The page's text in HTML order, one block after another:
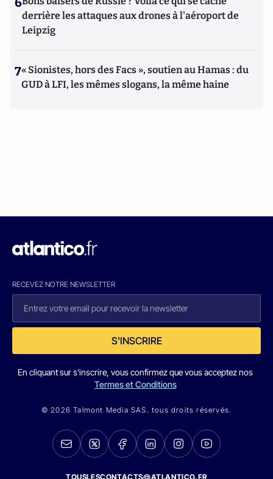
derrière les attaques aux drones à l'aéroport de
Leipzig
7« Sionistes, hors des Facs », soutien au Hamas : du
GUD à LFI, les mêmes slogans, la même haine
RECEVEZ NOTRE NEWSLETTER
S'INSCRIRE
En cliquant sur s'inscrire, vous confirmez que vous acceptez nos
Termes et Conditions
© 2026 Talmont Media SAS. tous droits réservés.
TOUSLESCONTACTS@ATLANTICO.FR